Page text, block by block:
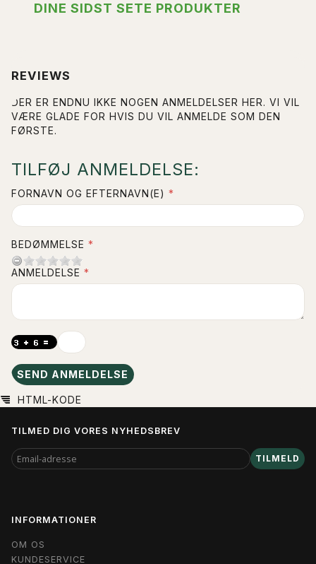
DINE SIDST SETE PRODUKTER
REVIEWS
DER ER ENDNU IKKE NOGEN ANMELDELSER HER. VI VIL
VÆRE GLADE FOR HVIS DU VIL ANMELDE SOM DEN
FØRSTE.
TILFØJ ANMELDELSE:
FORNAVN OG EFTERNAVN(E)
BEDØMMELSE
ANMELDELSE
SEND ANMELDELSE
HTML-KODE
TILMED DIG VORES NYHEDSBREV
EMAIL-
ADRESSE
TILMELD
INFORMATIONER
OM OS
KUNDESERVICE